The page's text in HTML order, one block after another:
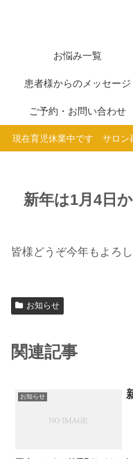
お悩み一覧
患者様からのメッセージ
ご予約・お問い合わせ
現在育児休業中です サロン
新年は1月4日
皆様どうぞ今年もよろ
お知らせ
関連記事
お知らせ